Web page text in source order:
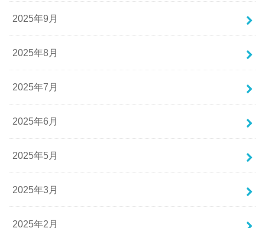
2025年9月
2025年8月
2025年7月
2025年6月
2025年5月
2025年3月
2025年2月